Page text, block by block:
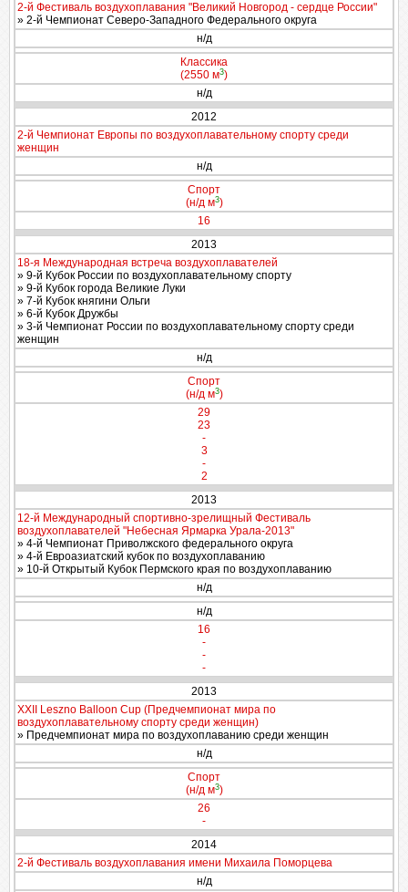
2-й Фестиваль воздухоплавания "Великий Новгород - сердце России"
» 2-й Чемпионат Северо-Западного Федерального округа
н/д
Классика
(2550 м3)
н/д
2012
2-й Чемпионат Европы по воздухоплавательному спорту среди
женщин
н/д
Спорт
(н/д м3)
16
2013
18-я Международная встреча воздухоплавателей
» 9-й Кубок России по воздухоплавательному спорту
» 9-й Кубок города Великие Луки
» 7-й Кубок княгини Ольги
» 6-й Кубок Дружбы
» 3-й Чемпионат России по воздухоплавательному спорту среди
женщин
н/д
Спорт
(н/д м3)
29
23
-
3
-
2
2013
12-й Международный спортивно-зрелищный Фестиваль
воздухоплавателей "Небесная Ярмарка Урала-2013"
» 4-й Чемпионат Приволжского федерального округа
» 4-й Евроазиатский кубок по воздухоплаванию
» 10-й Открытый Кубок Пермского края по воздухоплаванию
н/д
н/д
16
-
-
-
2013
XXII Leszno Balloon Cup (Предчемпионат мира по
воздухоплавательному спорту среди женщин)
» Предчемпионат мира по воздухоплаванию среди женщин
н/д
Спорт
(н/д м3)
26
-
2014
2-й Фестиваль воздухоплавания имени Михаила Поморцева
н/д